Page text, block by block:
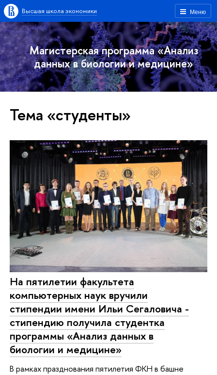
Меню
Высшая школа экономики
Магистерская программа «Анализ
данных в биологии и медицине»
Тема «студенты»
На пятилетии факультета
компьютерных наук вручили
стипендии имени Ильи Сегаловича -
стипендию получила студентка
программы «Анализ данных в
биологии и медицине»
В рамках празднования пятилетия ФКН в башне